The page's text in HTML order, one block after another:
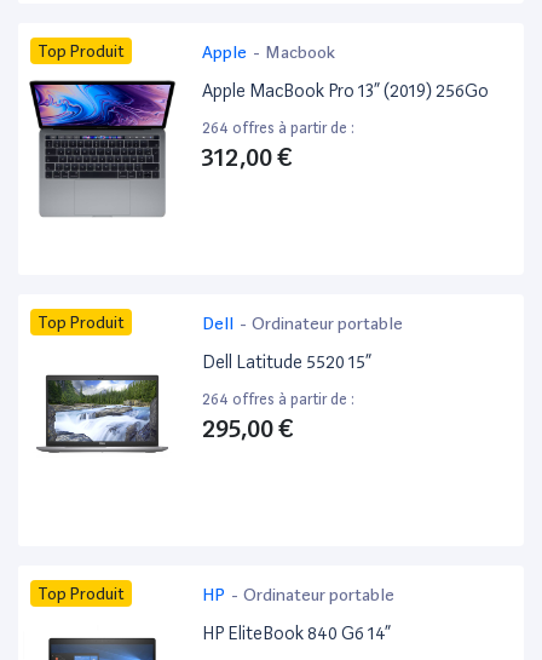
Top Produit Apple - Macbook
Apple MacBook Pro 13” (2019) 256Go
264 offres à partir de :
312,00 €
Top Produit Dell - Ordinateur portable
Dell Latitude 5520 15”
264 offres à partir de :
295,00 €
Top Produit HP - Ordinateur portable
HP EliteBook 840 G6 14”